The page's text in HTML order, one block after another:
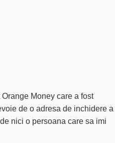
Money care a fost
de o adresa de inchidere a
nici o persoana care sa imi